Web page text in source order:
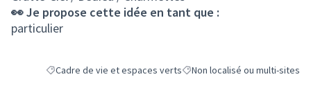
👀 Je propose cette idée en tant que :
particulier
Filtrer les résultats de la catégorie : Cadre de vie et espaces
Cadre de vie et espaces vertsFiltrer les résultats pour le
Non localisé ou multi-sites